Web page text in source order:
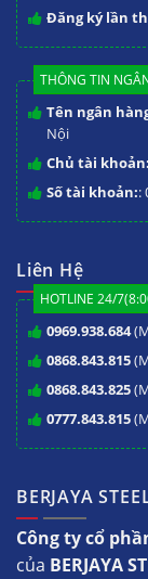
Đăng ký lần
THÔNG TIN
Tên ngân
Nội
Chủ tài khoản:
Số tài khoản::
Liên Hệ
HOTLINE 24/
0969.938.684
0868.843.815
0868.843.825
0777.843.815
BERJAYA
Công ty cổ
của BERJAYA